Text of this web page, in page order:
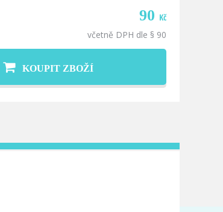
90 Kč
včetně DPH dle § 90
KOUPIT ZBOŽÍ